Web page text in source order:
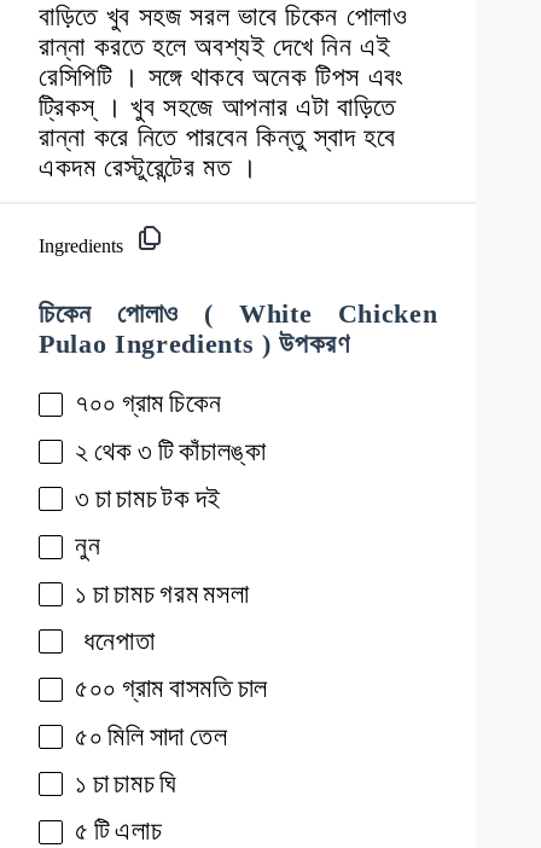
বাড়িতে খুব সহজ সরল ভাবে চিকেন পোলাও
রান্না করতে হলে অবশ্যই দেখে নিন এই
রেসিপিটি । সঙ্গে থাকবে অনেক টিপস এবং
ট্রিকস্ । খুব সহজে আপনার এটা বাড়িতে
রান্না করে নিতে পারবেন কিন্তু স্বাদ হবে
একদম রেস্টুরেন্টের মত ।
Ingredients
চিকেন পোলাও ( White Chicken
Pulao Ingredients ) উপকরণ
৭০০ গ্রাম চিকেন
২ থেক ৩ টিকাঁচালঙ্কা
৩ চাচামচটকদই
নুন
১ চাচামচ গরমমসলা
ধনেপাতা
৫০০ গ্রাম বাসমতিচাল
৫০ মিলিসাদাতেল
১ চাচামচঘি
৫ টিএলাচ